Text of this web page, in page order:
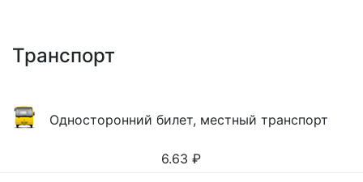
Транспорт
Односторонний билет, местный транспорт
6.63 ₽